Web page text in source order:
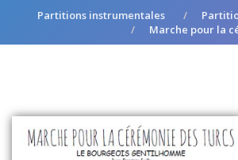
Partitions instrumentales
Marche pour la